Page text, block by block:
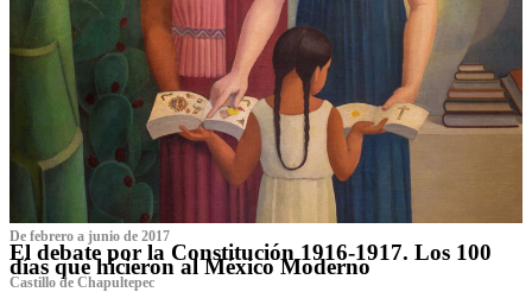
De febrero a junio de 2017
El debate por la Constitución 1916-1917. Los 100
días que hicieron al México Moderno
Castillo de Chapultepec